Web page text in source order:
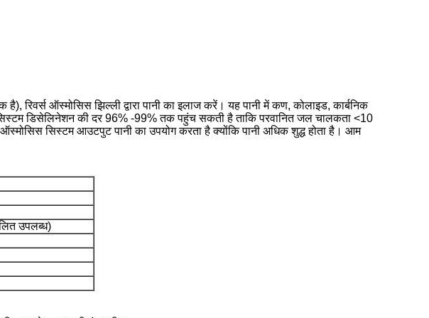
रिवर्स ऑस्मोसिस झिल्ली द्वारा पानी का इलाज करें। यह पानी में कण, कोलाइड, कार्बनिक
डिसेलिनेशन की दर 96% -99% तक पहुंच सकती है ताकि परवानित जल चालकता <10
सिस्टम आउटपुट पानी का उपयोग करता है क्योंकि पानी अधिक शुद्ध होता है। आम
उपलब्ध)